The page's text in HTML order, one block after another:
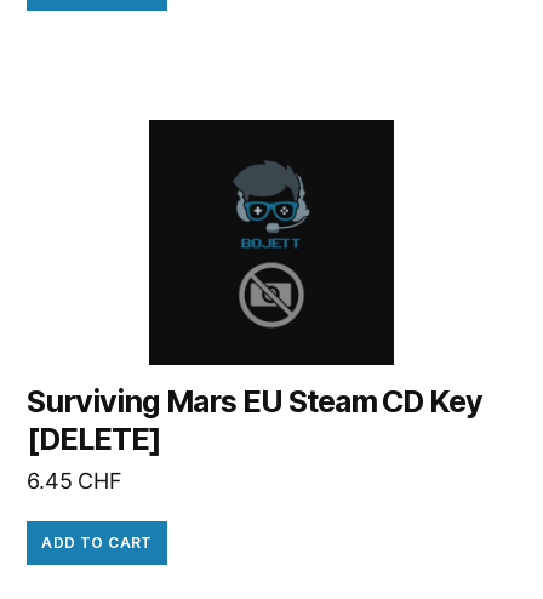
Surviving Mars EU Steam CD Key
[DELETE]
6.45 CHF
ADD TO CART